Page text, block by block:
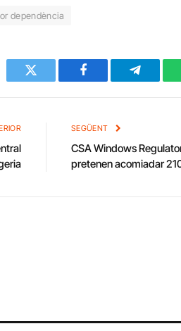
dependència
Twitter Facebook
SEGÜENT
CSA Windows
pretenen acomiadar